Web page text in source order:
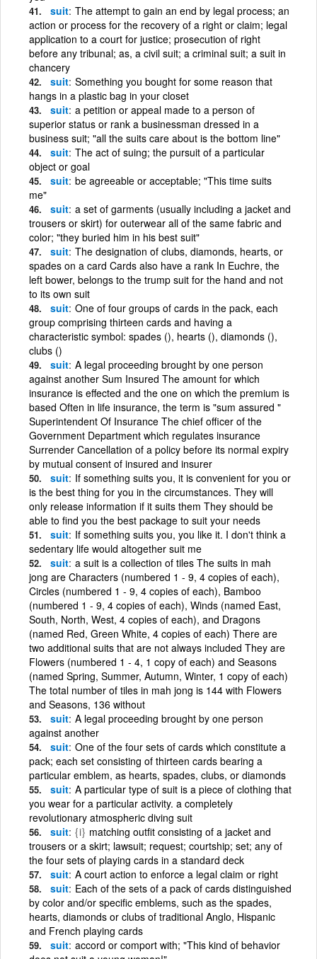
suit The attempt to gain an end by legal process; an
action or process for the recovery of a right or claim; legal
application to a court for justice; prosecution of right
before any tribunal; as, a civil suit; a criminal suit; a suit in
chancery
suit Something you bought for some reason that
hangs in a plastic bag in your closet
suit a petition or appeal made to a person of
superior status or rank a businessman dressed in a
business suit; "all the suits care about is the bottom line"
suit The act of suing; the pursuit of a particular
object or goal
suit be agreeable or acceptable; "This time suits
me"
suit a set of garments (usually including a jacket and
trousers or skirt) for outerwear all of the same fabric and
color; "they buried him in his best suit"
suit The designation of clubs, diamonds, hearts, or
spades on a card Cards also have a rank In Euchre, the
left bower, belongs to the trump suit for the hand and not
to its own suit
suit One of four groups of cards in the pack, each
group comprising thirteen cards and having a
characteristic symbol: spades (), hearts (), diamonds (),
clubs ()
suit A legal proceeding brought by one person
against another Sum Insured The amount for which
insurance is effected and the one on which the premium is
based Often in life insurance, the term is "sum assured "
Superintendent Of Insurance The chief officer of the
Government Department which regulates insurance
Surrender Cancellation of a policy before its normal expiry
by mutual consent of insured and insurer
suit If something suits you, it is convenient for you or
is the best thing for you in the circumstances. They will
only release information if it suits them They should be
able to find you the best package to suit your needs
suit If something suits you, you like it. I don't think a
sedentary life would altogether suit me
suit a suit is a collection of tiles The suits in mah
jong are Characters (numbered 1 - 9, 4 copies of each),
Circles (numbered 1 - 9, 4 copies of each), Bamboo
(numbered 1 - 9, 4 copies of each), Winds (named East,
South, North, West, 4 copies of each), and Dragons
(named Red, Green White, 4 copies of each) There are
two additional suits that are not always included They are
Flowers (numbered 1 - 4, 1 copy of each) and Seasons
(named Spring, Summer, Autumn, Winter, 1 copy of each)
The total number of tiles in mah jong is 144 with Flowers
and Seasons, 136 without
suit A legal proceeding brought by one person
against another
suit One of the four sets of cards which constitute a
pack; each set consisting of thirteen cards bearing a
particular emblem, as hearts, spades, clubs, or diamonds
suit A particular type of suit is a piece of clothing that
you wear for a particular activity. a completely
revolutionary atmospheric diving suit
suit {i} matching outfit consisting of a jacket and
trousers or a skirt; lawsuit; request; courtship; set; any of
the four sets of playing cards in a standard deck
suit A court action to enforce a legal claim or right
suit Each of the sets of a pack of cards distinguished
by color and/or specific emblems, such as the spades,
hearts, diamonds or clubs of traditional Anglo, Hispanic
and French playing cards
suit accord or comport with; "This kind of behavior